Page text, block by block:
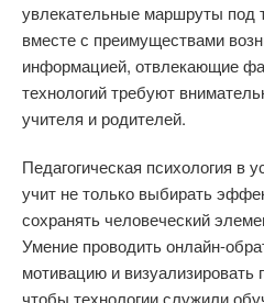
увлекательные маршруты под
вместе с преимуществами
информацией, отвлекающие
технологий требуют
учителя и родителей.
Педагогическая психология в
учит не только выбирать
сохранять человеческий
Умение проводить онлайн-
мотивацию и
чтобы технологии служили